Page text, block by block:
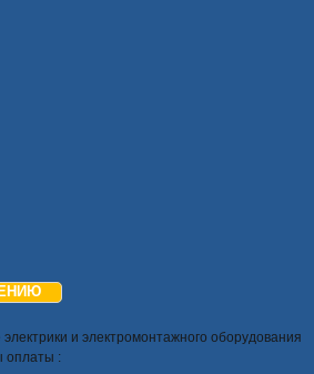
и электромонтажного оборудования
оплаты :